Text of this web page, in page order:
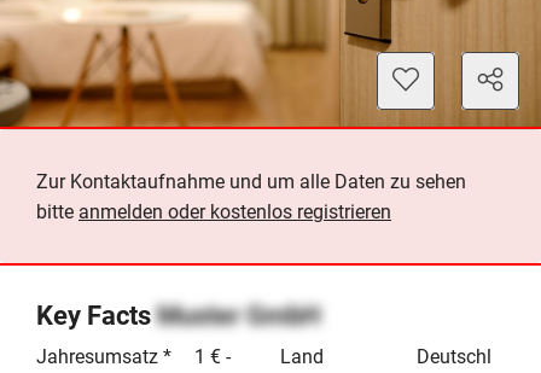
Zur Kontaktaufnahme und um alle Daten zu sehen
bitte anmelden oder kostenlos registrieren
Key FactsMuster GmbH
Jahresumsatz *
1 € -
Land
Deutschland